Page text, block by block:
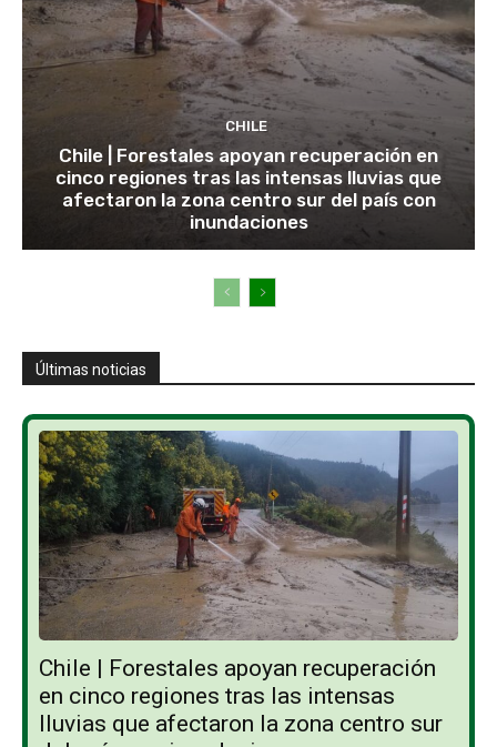
CHILE
Chile | Forestales apoyan recuperación en
cinco regiones tras las intensas lluvias que
afectaron la zona centro sur del país con
inundaciones
Últimas noticias
Chile | Forestales apoyan recuperación
en cinco regiones tras las intensas
lluvias que afectaron la zona centro sur